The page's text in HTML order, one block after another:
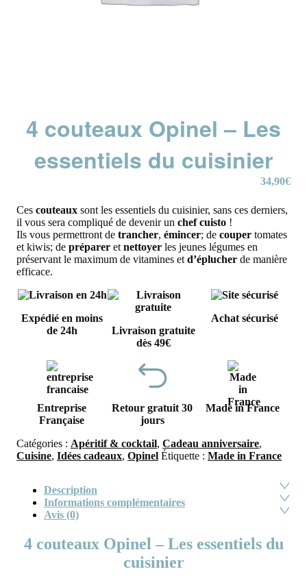
4 couteaux Opinel – Les
essentiels du cuisinier
34,90€
Ces couteaux sont les essentiels du cuisinier, sans ces derniers,
il vous sera compliqué de devenir un chef cuisto !
Ils vous permettront de trancher, émincer; de couper tomates
et kiwis; de préparer et nettoyer les jeunes légumes en
préservant le maximum de vitamines et d’éplucher de manière
efficace.
Expédié en moins
de 24h
Livraison gratuite
dès 49€
Achat sécurisé
Entreprise
Française
Retour gratuit 30
jours
Made in France
Catégories : Apéritif & cocktail, Cadeau anniversaire,
Cuisine, Idées cadeaux, Opinel Étiquette : Made in France
Description
Informations complémentaires
Avis (0)
4 couteaux Opinel – Les essentiels du
cuisinier